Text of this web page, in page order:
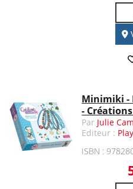
Minimiki -
-
Par Julie
Editeur :
ISBN :